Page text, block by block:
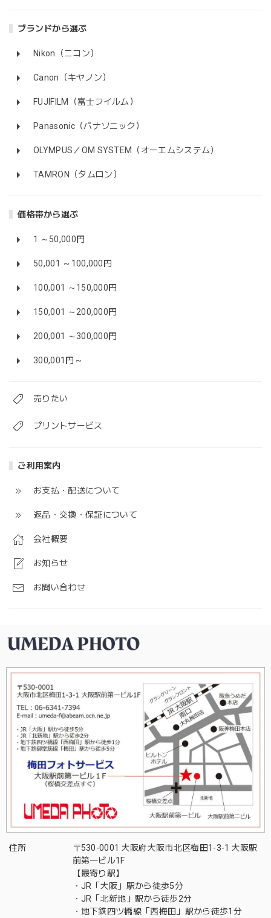
ブランドから選ぶ
Nikon（ニコン）
Canon（キヤノン）
FUJIFILM（富士フイルム）
Panasonic（パナソニック）
OLYMPUS／OM SYSTEM（オーエムシステム）
TAMRON（タムロン）
価格帯から選ぶ
1 ～50,000円
50,001 ～100,000円
100,001 ～150,000円
150,001 ～200,000円
200,001 ～300,000円
300,001円～
売りたい
プリントサービス
ご利用案内
お支払・配送について
返品・交換・保証について
会社概要
お知らせ
お問い合わせ
住所
〒530-0001 大阪府大阪市北区梅田1-3-1 大阪駅
前第一ビル1F
【最寄り駅】
・JR「大阪」駅から徒歩5分
・JR「北新地」駅から徒歩2分
・地下鉄四ツ橋線「西梅田」駅から徒歩1分